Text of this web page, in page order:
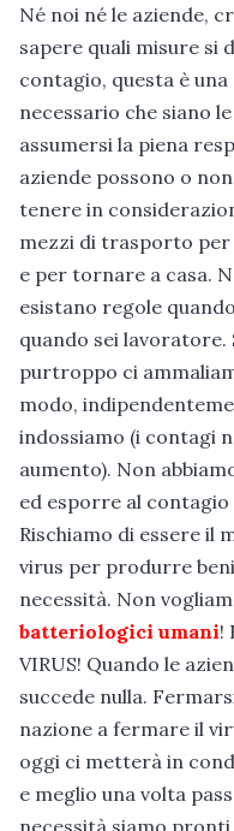
Né noi né le aziende,
sapere quali misure si
contagio, questa è
necessario che siano
assumersi la piena
aziende possono o
tenere in
mezzi di trasporto
e per tornare a casa.
esistano regole
quando sei lavoratore.
purtroppo ci
modo,
indossiamo (i contagi
aumento). Non
ed esporre al
Rischiamo di essere il
virus per produrre
necessità. Non
batteriologici umani!
VIRUS! Quando le
succede nulla.
nazione a fermare il
oggi ci metterà in
e meglio una volta
necessità siamo